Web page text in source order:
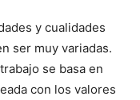
y cualidades
ser muy variadas.
se basa en
con los valores